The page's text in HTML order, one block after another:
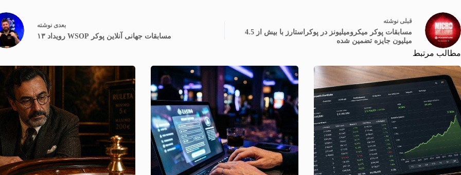
قبلی نوشته
مسابقات پوکر میکرومیلیونز در پوکراستارز با بیش از 4.5
میلیون جایزه تضمین شده
بعدینوشته
مسابقات جهانی آنلاین پوکر WSOP رویداد ۱۳
مطالب مرتبط